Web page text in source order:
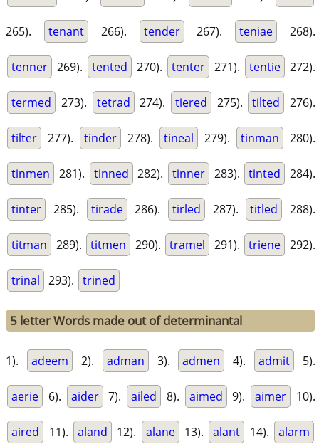
265). tenant 266). tender 267). teniae 268).
tenner 269). tented 270). tenter 271). tentie 272).
termed 273). tetrad 274). tiered 275). tilted 276).
tilter 277). tinder 278). tineal 279). tinman 280).
tinmen 281). tinned 282). tinner 283). tinted 284).
tinter 285). tirade 286). tirled 287). titled 288).
titman 289). titmen 290). tramel 291). triene 292).
trinal 293). trined
5 letter Words made out of determinantal
1). adeem 2). adman 3). admen 4). admit 5).
aerie 6). aider 7). ailed 8). aimed 9). aimer 10).
aired 11). aland 12). alane 13). alant 14). alarm